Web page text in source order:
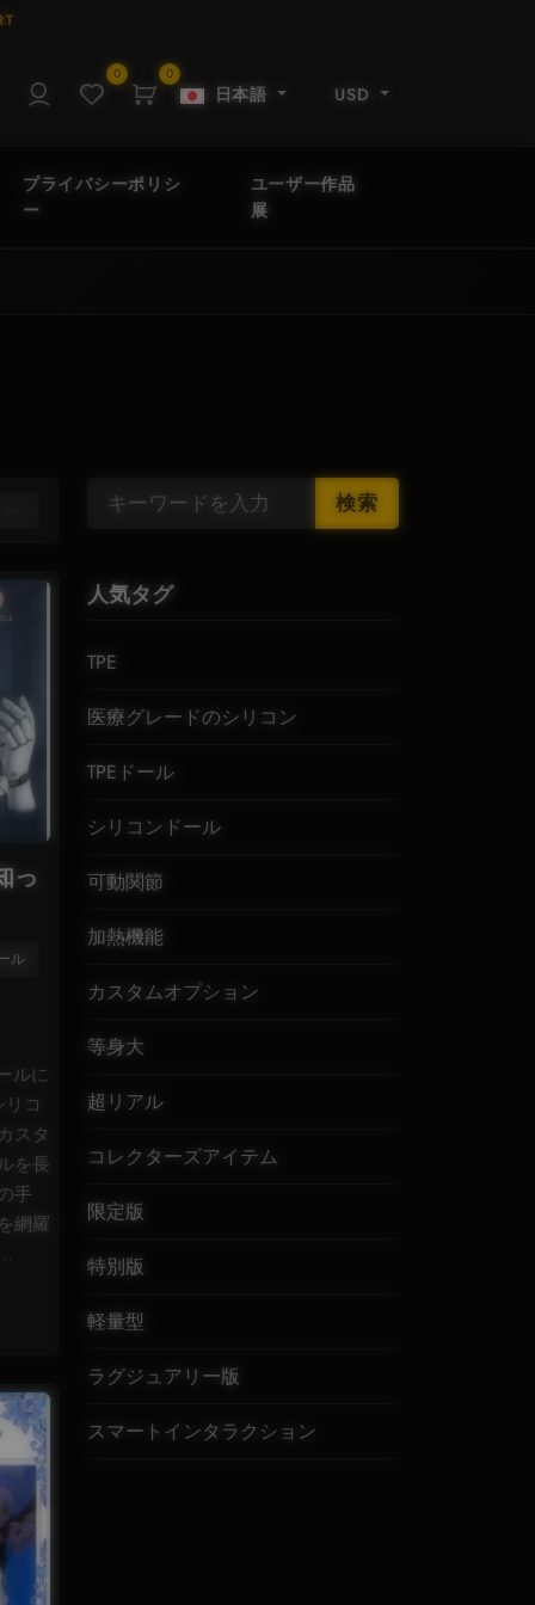
0 0
日本語 USD
プライバシーポリシ
ー
ユーザー作品
展
っ
ル
ルに
コ
スタ
を長
手
網羅
検索
人気タグ
TPE
医療グレードのシリコン
TPEドール
シリコンドール
可動関節
加熱機能
カスタムオプション
等身大
超リアル
コレクターズアイテム
限定版
特別版
軽量型
ラグジュアリー版
スマートインタラクション